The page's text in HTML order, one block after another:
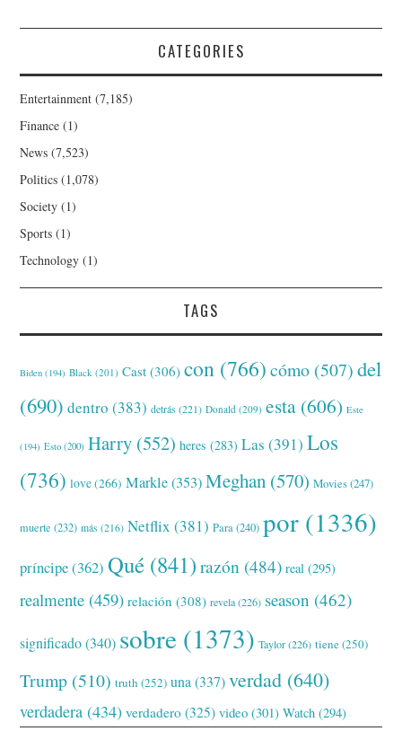
CATEGORIES
Entertainment (7,185)
Finance (1)
News (7,523)
Politics (1,078)
Society (1)
Sports (1)
Technology (1)
TAGS
Biden (194) Black (201) Cast (306) con (766) cómo (507) del
(690) dentro (383) detrás (221) Donald (209) esta (606) Este
(194) Esto (200) Harry (552) heres (283) Las (391) Los
(736) love(266) Markle(353) Meghan (570) Movies(247)
muerte (232) más (216) Netflix (381) Para(240) por (1336)
príncipe(362) Qué (841) razón (484) real (295)
realmente (459) relación (308) revela(226) season (462)
significado(340) sobre (1373) Taylor(226) tiene(250)
Trump (510) truth (252) una (337) verdad (640)
verdadera (434) verdadero (325) video (301) Watch (294)